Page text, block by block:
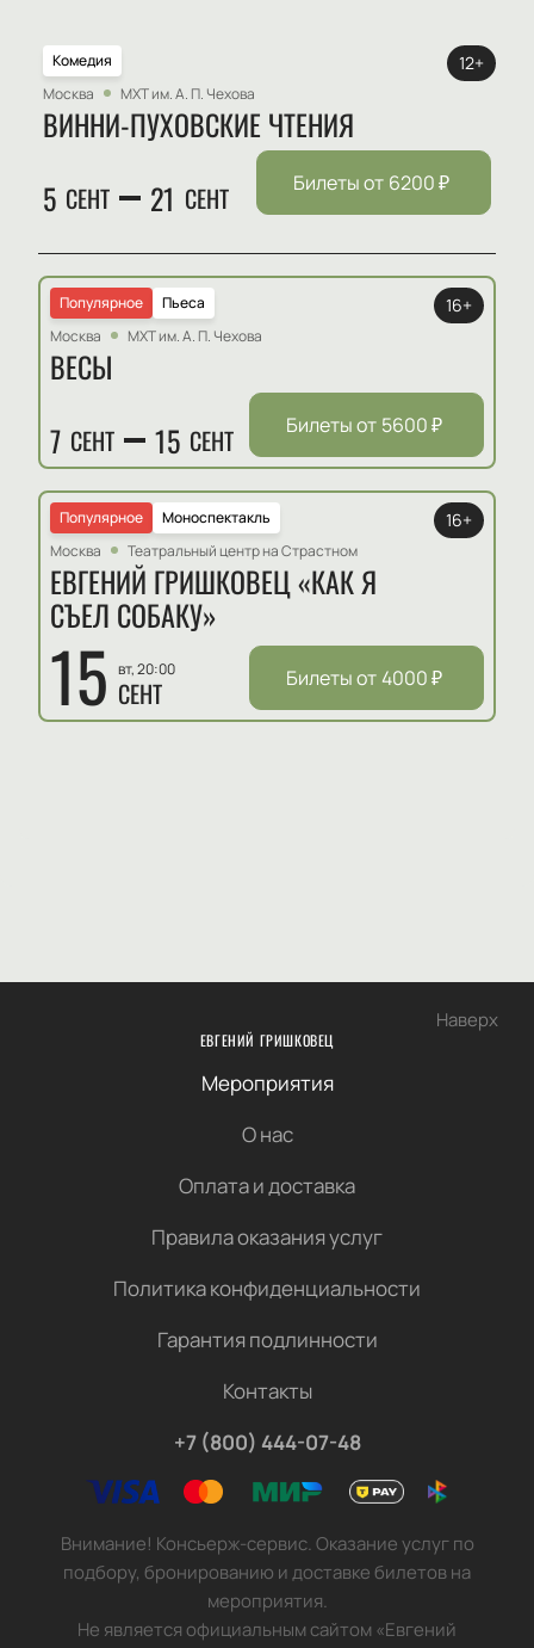
Комедия
Москва
МХТ им. А. П. Чехова
ВИННИ-ПУХОВСКИЕ ЧТЕНИЯ
5 СЕНТ 21 СЕНТ
12+
Билеты от 6200₽
Пьеса
Популярное
Москва
МХТ им. А. П. Чехова
ВЕСЫ
7 СЕНТ 15 СЕНТ
16+
Билеты от 5600₽
Моноспектакль
Популярное
Москва
Театральный центр на Страстном
ЕВГЕНИЙ ГРИШКОВЕЦ «КАК Я
СЪЕЛ СОБАКУ»
15 вт, 20:00
СЕНТ
16+
Билеты от 4000₽
Наверх
ЕВГЕНИЙ ГРИШКОВЕЦ
Мероприятия
О нас
Оплата и доставка
Правила оказания услуг
Политика конфиденциальности
Гарантия подлинности
Контакты
+7 (800) 444-07-48
Внимание! Консьерж-сервис. Оказание услуг по
подбору, бронированию и доставке билетов на
мероприятия.
Не является официальным сайтом «Евгений